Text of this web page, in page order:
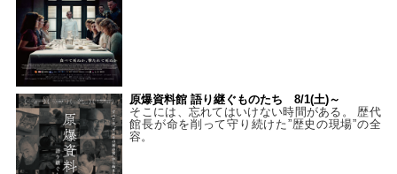
原爆資料館 語り継ぐものたち 8/1(土)～
そこには、忘れてはいけない時間がある。 歴代
館長が命を削って守り続けた”歴史の現場”の全
容。